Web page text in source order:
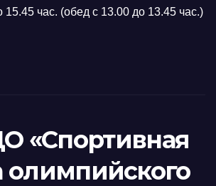
15.45 час. (обед с 13.00 до 13.45 час.)
«Спортивная
олимпийского